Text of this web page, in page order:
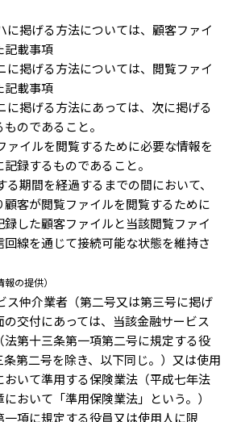
に掲げる方法については、顧客ファイ
記載事項
に掲げる方法については、閲覧ファイ
記載事項
に掲げる方法にあっては、次に掲げる
のであること。
ァイルを閲覧するために必要な情報を
録するものであること。
る期間を経過するまでの間において、
顧客が閲覧ファイルを閲覧するために
した顧客ファイルと当該閲覧ファイ
回線を通じて接続可能な状態を維持さ
の提供）
ス仲介業者（第二号又は第三号に掲げ
交付にあっては、当該金融サービス
第十三条第一項第二号に規定する役
条第二号を除き、以下同じ。）又は使用
おいて準用する保険業法（平成七年法
おいて「準用保険業法」という。）
項に規定する役員又は使用人に限